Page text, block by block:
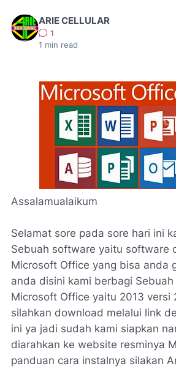
ARIE CELLULAR
1
1 min read
Assalamualaikum
Selamat sore pada sore hari ini
Sebuah software yaitu software
Microsoft Office yang bisa anda
anda disini kami berbagi
Microsoft Office yaitu 2013 versi
silahkan download melalui link
ini ya jadi sudah kami siapkan
diarahkan ke website resminya
panduan cara instalnya silakan